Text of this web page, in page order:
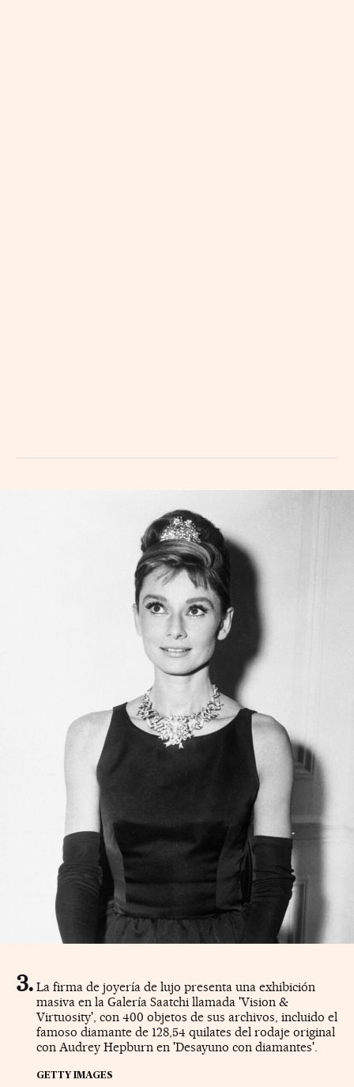
La firma de joyería de lujo presenta una exhibición
masiva en la Galería Saatchi llamada 'Vision &
Virtuosity', con 400 objetos de sus archivos, incluido el
famoso diamante de 128,54 quilates del rodaje original
con Audrey Hepburn en 'Desayuno con diamantes'.
GETTY IMAGES